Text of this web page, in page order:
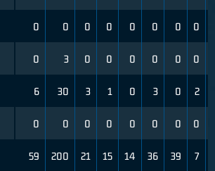
0 0 0 0 0 0 0 0
0 3 0 0 0 0 0 0
6 30 3 1 0 3 0 2
0 0 0 0 0 0 0 0
59 200 21 15 14 36 39 7